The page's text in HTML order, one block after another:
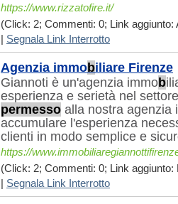
https://www.rizzatofire.it/
(Click: 2; Commenti: 0; Link aggiunto:
Segnala Link Interrotto
Agenzia immobiliare Firenze
Giannoti è un'agenzia immob
esperienza e serietà nel
permesso alla nostra agenzia
accumulare l'esperienza
clienti in modo semplice e
https://
(Click: 2; Commenti: 0; Link aggiunto:
Segnala Link Interrotto